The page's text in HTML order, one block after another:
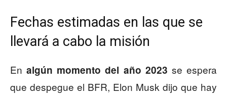
Fechas estimadas en las que se
llevará a cabo la misión
Enalgún momento del año 2023 se espera
que despegue el BFR, Elon Musk dijo que hay